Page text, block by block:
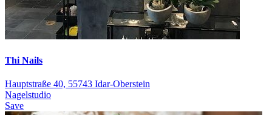
Thi Nails
Hauptstraße 40, 55743 Idar-Oberstein
Nagelstudio
Save